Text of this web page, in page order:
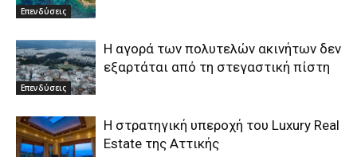
Επενδύσεις
Επενδύσεις
Η αγορά των πολυτελών ακινήτων δεν
εξαρτάται από τη στεγαστική πίστη
Η στρατηγική υπεροχή του Luxury Real
Estate της Αττικής